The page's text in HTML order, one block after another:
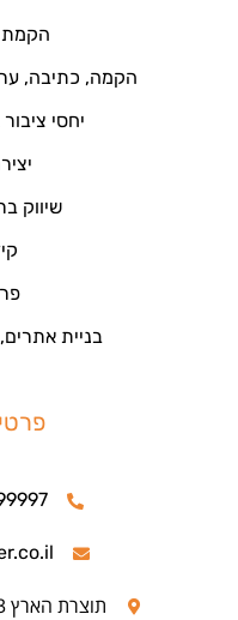
הקמת
הקמה, כתיבה,
יחסי
שיווק
בניית
03-
תוצרת הארץ 3, פתח תקווה (מגדלי ב.ס.ר)